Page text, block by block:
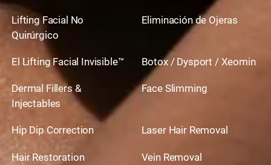
Lifting Facial No
Quirúrgico
Eliminación de Ojeras
El Lifting Facial Invisible™ Botox / Dysport / Xeomin
Dermal Fillers &
Injectables
Face Slimming
Hip Dip Correction Laser Hair Removal
Hair Restoration
Vein Removal